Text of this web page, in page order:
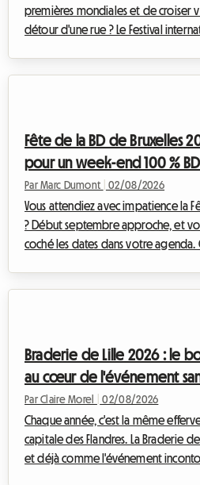
premières mondiales et de croiser
détour d'une rue ? Le Festival
pied-à-terre con...
Fête de la BD de Bruxelles
pour un week-end 100 %
abordable sur Roomlala
Par Marc Dumont 02/08/2026
Vous attendiez avec impatience la
? Début septembre approche, et
coché les dates dans votre
comment transformer cette déce...
Braderie de Lille 2026 : le
au cœur de l'événement
Par Claire Morel 02/08/2026
Chaque année, c'est la même
capitale des Flandres. La Braderie
et déjà comme l'événement